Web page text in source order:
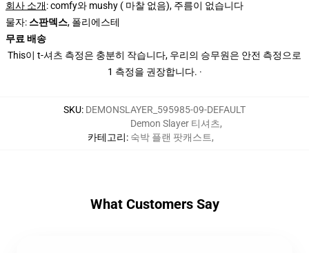
회사 소개: comfy와 mushy ( 마찰 없음), 주름이 없습니다
물자: 스판덱스, 폴리에스테
무료 배송
This이 t-셔츠 측정은 충분히 작습니다, 우리의 승무원은 안전 측정으로
1 측정을 권장합니다. ·
SKU: DEMONSLAYER_595985-09-DEFAULT
카테고리:
Demon Slayer 티셔츠,
숙박 플랜 팟캐스트,
What Customers Say